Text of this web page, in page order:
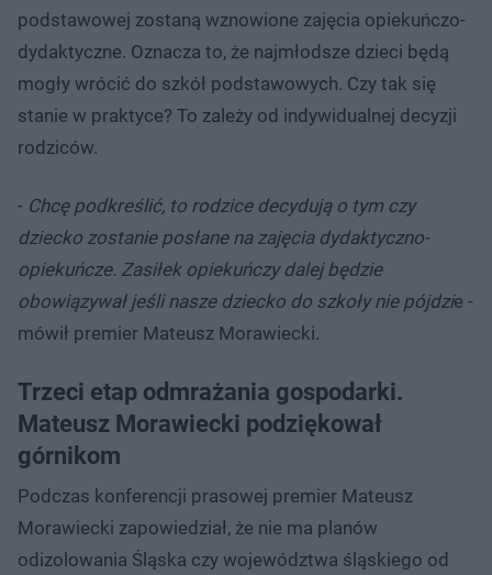
podstawowej zostaną wznowione zajęcia opiekuńczo-
dydaktyczne. Oznacza to, że najmłodsze dzieci będą
mogły wrócić do szkół podstawowych. Czy tak się
stanie w praktyce? To zależy od indywidualnej decyzji
rodziców.
- Chcę podkreślić, to rodzice decydują o tym czy
dziecko zostanie posłane na zajęcia dydaktyczno-
opiekuńcze. Zasiłek opiekuńczy dalej będzie
obowiązywał jeśli nasze dziecko do szkoły nie pójdzie -
mówił premier Mateusz Morawiecki.
Trzeci etap odmrażania gospodarki.
Mateusz Morawiecki podziękował
górnikom
Podczas konferencji prasowej premier Mateusz
Morawiecki zapowiedział, że nie ma planów
odizolowania Śląska czy województwa śląskiego od